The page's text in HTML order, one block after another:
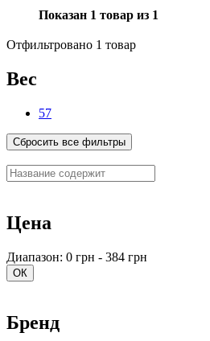
Показан 1 товар из 1
Отфильтровано 1 товар
Вес
57
Сбросить все фильтры
Цена
Диапазон: 0 грн - 384 грн
ОК
Бренд